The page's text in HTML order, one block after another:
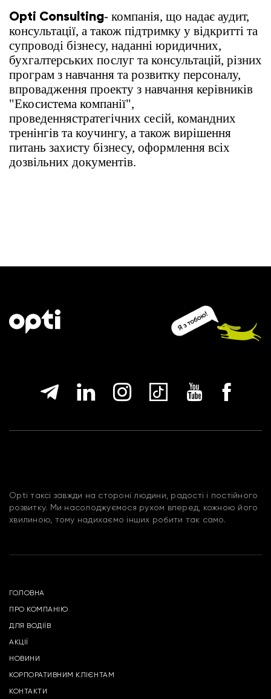
Opti Consulting- компанія, що надає аудит,
консультації, а також підтримку у відкритті та
супроводі бізнесу, наданні юридичних,
бухгалтерських послуг та консультацій, різних
програм з навчання та розвитку персоналу,
впровадження проекту з навчання керівників
"Екосистема компанії",
проведеннястратегічних сесій, командних
тренінгів та коучингу, а також вирішення
питань захисту бізнесу, оформлення всіх
дозвільних документів.
Opti таксі завжди на стороні людини, радості і постійного
розвитку. Ми насолоджуємося рухом вперед, кожною його
хвилиною, тому надихаємо інших робити так само.
ГОЛОВНА
ПРО КОМПАНІЮ
ДЛЯ ВОДІЇВ
АКЦІЇ
НОВИНИ
КОРПОРАТИВНИМ КЛІЄНТАМ
КОНТАКТИ